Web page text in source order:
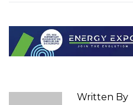
Written By